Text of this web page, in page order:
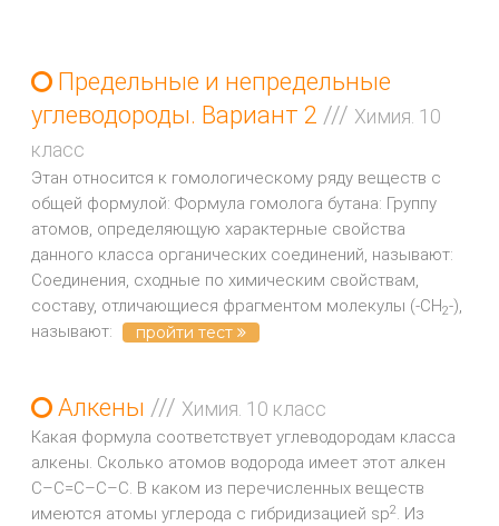
Предельные и непредельные
углеводороды. Вариант 2 /// Химия. 10
класс
Этан относится к гомологическому ряду веществ с
общей формулой: Формула гомолога бутана: Группу
атомов, определяющую характерные свойства
данного класса органических соединений, называют:
Соединения, сходные по химическим свойствам,
составу, отличающиеся фрагментом молекулы (-СН2-),
называют:
пройти тест
Алкены /// Химия. 10 класс
Какая формула соответствует углеводородам класса
алкены. Сколько атомов водорода имеет этот алкен
С–С=С–С–С. В каком из перечисленных веществ
имеются атомы углерода с гибридизацией sp2. Из